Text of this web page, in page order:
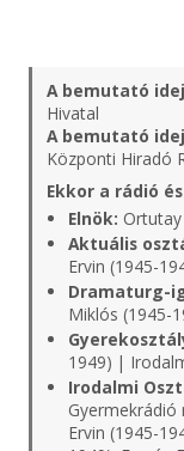
A bemutató
Hivatal
A bemutató
Központi Hiradó
Ekkor a rádió
Elnök:
Aktuális
Ervin (1945-
Dramaturg-
Miklós (1945-
1949) |
Irodalmi
Gyermekrádió
Ervin (1945-